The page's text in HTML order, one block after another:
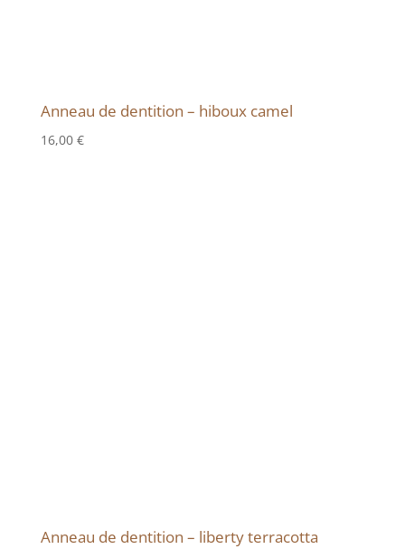
Anneau de dentition – hiboux camel
16,00 €
Anneau de dentition – liberty terracotta